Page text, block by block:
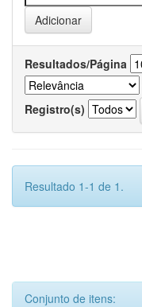
Resultados/Página
Registro(s)
Resultado 1-1 de 1.
Conjunto de itens: